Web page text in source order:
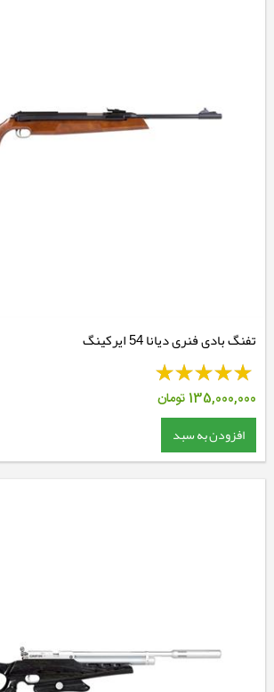
تفنگ بادی فنری دیانا 54 ایرکینگ
135,000,000 تومان
افزودن به سبد